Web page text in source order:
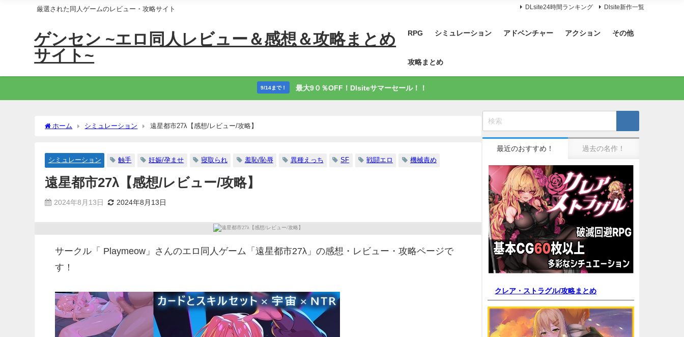
厳選された同人ゲームのレビュー・攻略サイト DLsite24時間ランキング Dlsite新作一覧
ゲンセン ~エロ同人レビュー＆感想＆攻略まとめ
サイト~
RPG シミュレーション アドベンチャー アクション その他
攻略まとめ
9/14まで！ 最大9０％OFF！Dlsiteサマーセール！！
ホーム シミュレーション 遠星都市27λ【感想/レビュー/攻略】
シミュレーション 触手 妊娠/孕ませ 寝取られ 羞恥/恥辱 異種えっち SF 戦闘エロ 機械責め
遠星都市27λ【感想/レビュー/攻略】
2024年8月13日 2024年8月13日
サークル「 Playmeow」さんのエロ同人ゲーム「遠星都市27λ」の感想・レビュー・攻略ページで
す！
最近のおすすめ！ 過去の名作！
クレア・ストラグル/攻略まとめ